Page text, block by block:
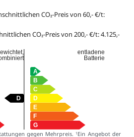
CO₂-Preis von 60,- €/t:
CO₂-Preis von 200,- €/t: 4.125,-
entladene
Batterie
gegen Mehrpreis. 1 Ein Angebot der